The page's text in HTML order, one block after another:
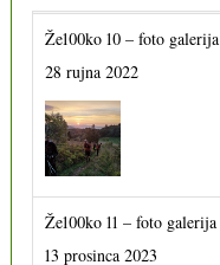
Že100ko 10 – foto galerija
28 rujna 2022
Že100ko 11 – foto galerija
13 prosinca 2023